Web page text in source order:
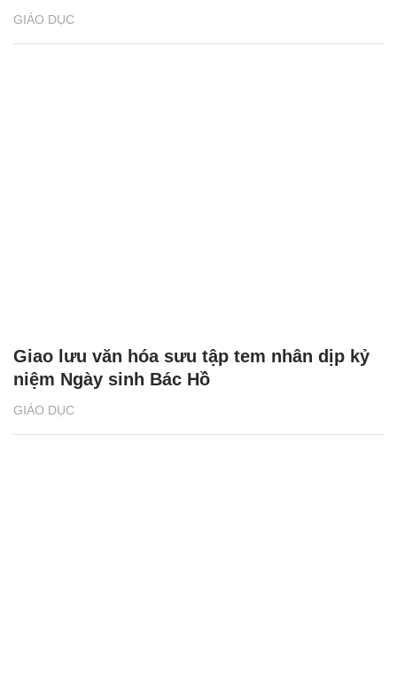
GIÁO DỤC
GIÁO DỤC
Giao lưu văn hóa sưu tập tem nhân dịp kỷ
niệm Ngày sinh Bác Hồ